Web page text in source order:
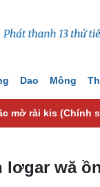
Dao Mông
mờ rài kis (Chính
wă